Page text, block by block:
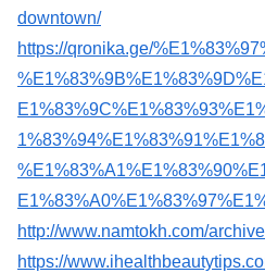
downtown/
https://qronika.ge/
http://www.namtokh.com/
https://